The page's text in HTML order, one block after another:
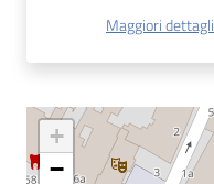
Maggiori dettagli
+
−